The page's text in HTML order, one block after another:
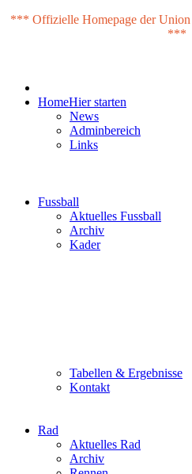
*** Offizielle Homepage der
***
HomeHier starten
News
Adminbereich
Links
Fussball
Aktuelles Fussball
Archiv
Kader
Tabellen & Ergebnisse
Kontakt
Rad
Aktuelles Rad
Archiv